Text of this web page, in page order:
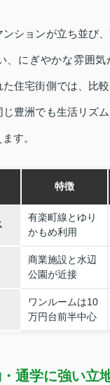
ションが立ち並び
、にぎやかな雰囲
住宅街側では、比
豊洲でも生活リズ
す。
特徴
有楽町線とゆり
かもめ利用
商業施設と水辺
公園が近接
ワンルームは10
万円台前半中心
通学に強い立